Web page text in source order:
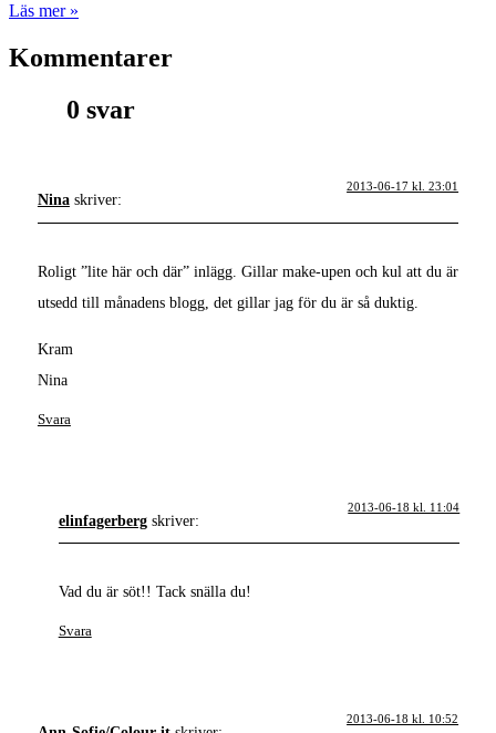
Läs mer »
Kommentarer
0 svar
Nina skriver:
2013-06-17 kl. 23:01
Roligt ”lite här och där” inlägg. Gillar make-upen och kul att du är
utsedd till månadens blogg, det gillar jag för du är så duktig.
Kram
Nina
Svara
elinfagerberg skriver:
2013-06-18 kl. 11:04
Vad du är söt!! Tack snälla du!
Svara
2013-06-18 kl. 10:52